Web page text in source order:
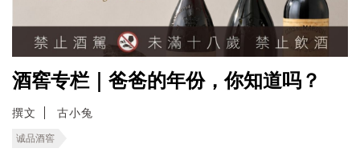
酒窖专栏｜爸爸的年份，你知道吗？
撰文 古小兔
诚品酒窖